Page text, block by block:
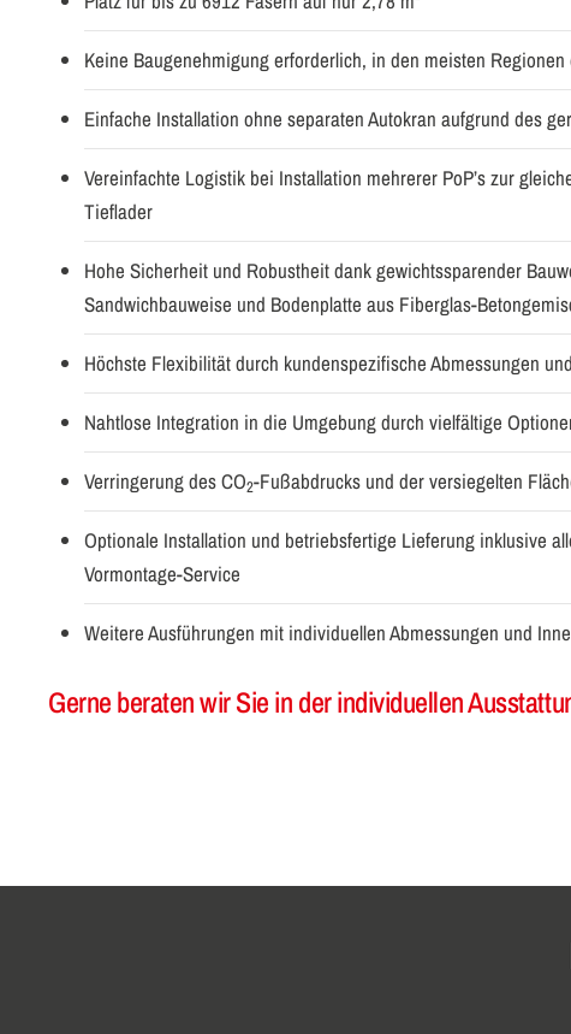
Keine Baugenehmigung erforderlich, in den meisten
Einfache Installation ohne separaten Autokran aufgrund des
Vereinfachte Logistik bei Installation mehrerer PoP’s zur
Tieflader
Hohe Sicherheit und Robustheit dank gewichtssparender
Sandwichbauweise und Bodenplatte aus Fiberglas-
Höchste Flexibilität durch kundenspezifische Abmessungen
Nahtlose Integration in die Umgebung durch vielfältige
Verringerung des CO2-Fußabdrucks und der versiegelten
Optionale Installation und betriebsfertige Lieferung inklusive
Vormontage-Service
Weitere Ausführungen mit individuellen Abmessungen und
Gerne beraten wir Sie in der individuellen